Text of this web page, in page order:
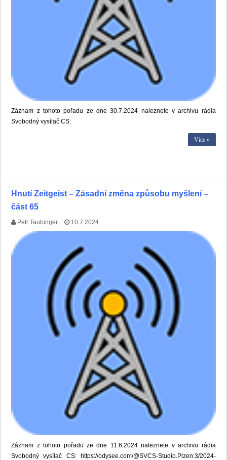
Záznam z tohoto pořadu ze dne 30.7.2024 naleznete v archivu rádia
Svobodný vysílač CS:
Více »
Hnutí Zeitgeist – Zásadní změna způsobu myšlení –
část 65
Petr Taubinger 10.7.2024
Záznam z tohoto pořadu ze dne 11.6.2024 naleznete v archivu rádia
Svobodný vysílač CS: https://odysee.com/@SVCS-Studio.Plzen:3/2024-